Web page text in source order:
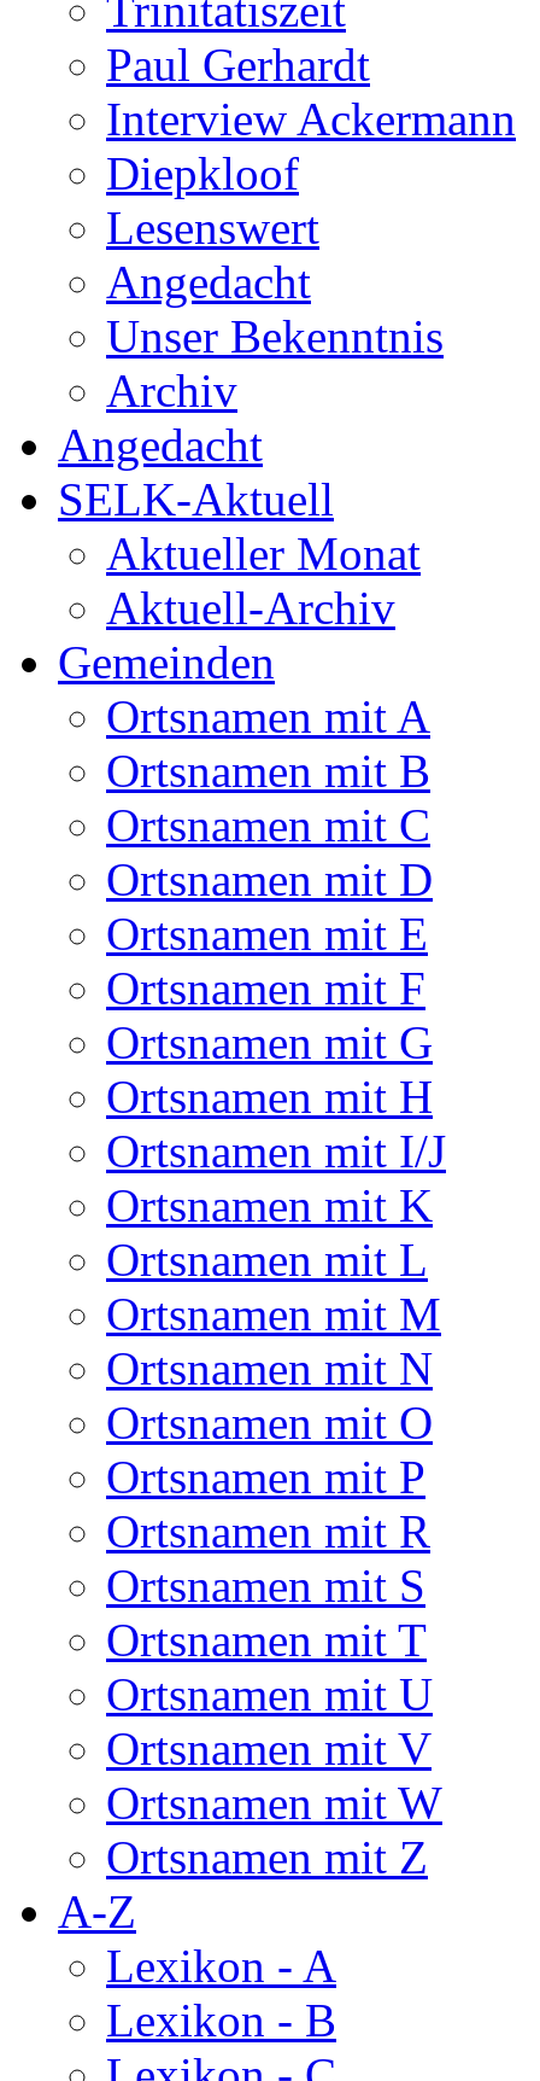
Paul Gerhardt
Interview Ackermann
Diepkloof
Lesenswert
Angedacht
Unser Bekenntnis
Archiv
Angedacht
SELK-Aktuell
Aktueller Monat
Aktuell-Archiv
Gemeinden
Ortsnamen mit A
Ortsnamen mit B
Ortsnamen mit C
Ortsnamen mit D
Ortsnamen mit E
Ortsnamen mit F
Ortsnamen mit G
Ortsnamen mit H
Ortsnamen mit I/J
Ortsnamen mit K
Ortsnamen mit L
Ortsnamen mit M
Ortsnamen mit N
Ortsnamen mit O
Ortsnamen mit P
Ortsnamen mit R
Ortsnamen mit S
Ortsnamen mit T
Ortsnamen mit U
Ortsnamen mit V
Ortsnamen mit W
Ortsnamen mit Z
A-Z
Lexikon - A
Lexikon - B